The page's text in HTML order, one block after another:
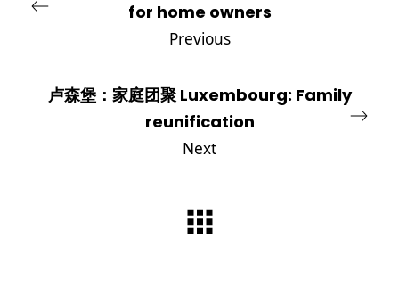
for home owners
Previous
卢森堡：家庭团聚 Luxembourg: Family
reunification
Next